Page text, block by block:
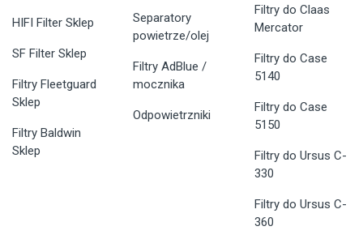
HIFI Filter Sklep
SF Filter Sklep
Filtry Fleetguard
Sklep
Filtry Baldwin
Sklep
Separatory
powietrze/olej
Filtry AdBlue /
mocznika
Odpowietrzniki
Filtry do Claas
Mercator
Filtry do Case
5140
Filtry do Case
5150
Filtry do Ursus C-
330
Filtry do Ursus C-
360